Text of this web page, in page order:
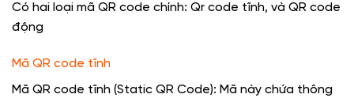
Có hai loại mã QR code chính: Qr code tĩnh, và QR code
động
Mã QR code tĩnh
Mã QR code tĩnh (Static QR Code): Mã này chứa thông